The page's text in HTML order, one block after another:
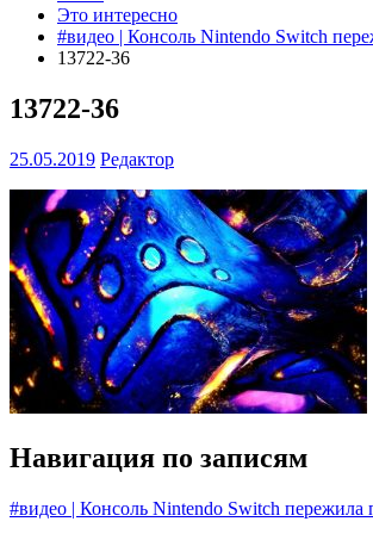
Это интересно
#видео | Консоль Nintendo Switch
13722-36
13722-36
25.05.2019 Редактор
Навигация по записям
#видео | Консоль Nintendo Switch пережила